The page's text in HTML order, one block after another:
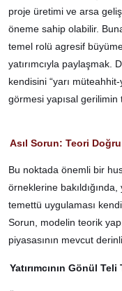
proje üretimi ve arsa
öneme sahip olabilir.
temel rolü agresif
yatırımcıyla paylaşmak.
kendisini “yarı
görmesi yapısal gerilimin
Asıl Sorun: Teori
Bu noktada önemli bir
örneklerine
temettü uygulaması
Sorun, modelin teorik
piyasasının mevcut
Yatırımcının Gönül